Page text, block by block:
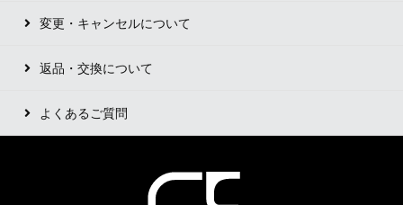
変更・キャンセルについて
返品・交換について
よくあるご質問